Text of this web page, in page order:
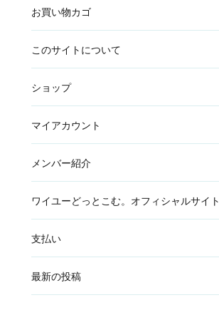
お買い物カゴ
このサイトについて
ショップ
マイアカウント
メンバー紹介
ワイユーどっとこむ。オフィシャルサイト
支払い
最新の投稿